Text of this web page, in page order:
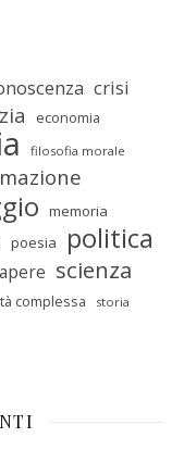
crisi
economia
filosofia morale
memoria
poesia politica
scienza
complessa storia